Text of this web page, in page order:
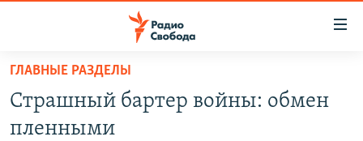
упрощенного
доступа
ПОДКАСТЫ
ГЛАВНЫЕ РАЗДЕЛЫ
Страшный бартер войны: обмен
пленными